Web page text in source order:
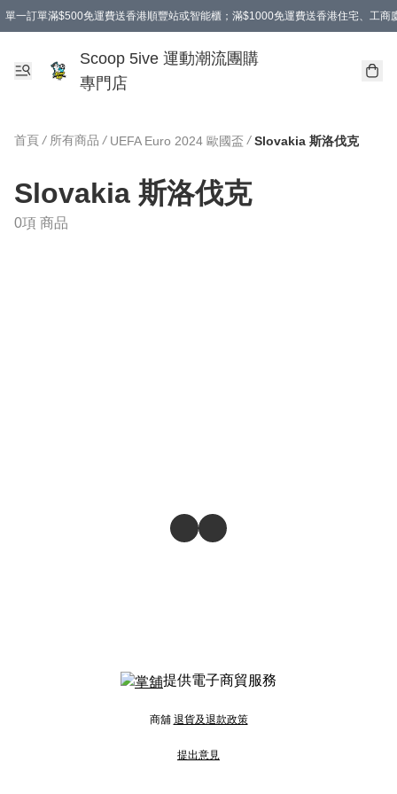
單一訂單滿$500免運費送香港順豐站或智能櫃；滿$1000免運費送香港住宅、工商
Scoop 5ive 運動潮流團購
專門店
首頁 / 所有商品 / UEFA Euro 2024 歐國盃 / Slovakia 斯洛伐克
Slovakia 斯洛伐克
0項 商品
提供電子商貿服務
商舖 退貨及退款政策
提出意見